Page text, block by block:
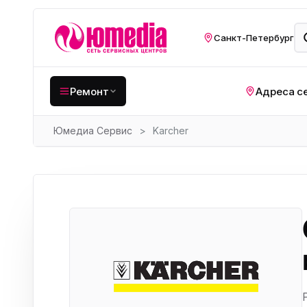
Санкт-Петербург
Ремонт
Крупная бытовая
Компьютерная техника
Адреса
Юмедиа Сервис > Karcher